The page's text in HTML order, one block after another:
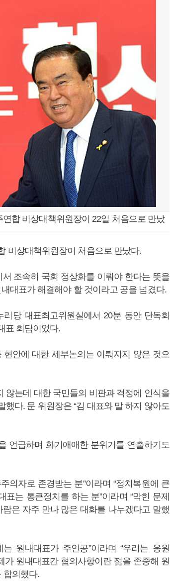
합 비상대책위원장이 22일 처음으로 만났
비상대책위원장이 처음으로 만났다.
조속히 국회 정상화를 이뤄야 한다는 뜻을
대표가 해결해야 할 것이라고 공을 넘겼다.
당 대표최고위원실에서 20분 동안 단독회
표 회담이었다.
안에 대한 세부논의는 이뤄지지 않은 것으
않는데 대한 국민들의 비판과 걱정에 인식을
했다. 문 위원장은 “김 대표와 말 하지 않아도
언급하며 화기애애한 분위기를 연출하기도
의자로 존경받는 분”이라며 “정치복원에 큰
는 통큰정치를 하는 분”이라며 “막힌 문제
은 자주 만나 많은 대화를 나누겠다고 말했
원내대표가 주인공”이라며 “우리는 응원
가 원내대표간 협의사항이란 점을 존중해 원
합의했다.